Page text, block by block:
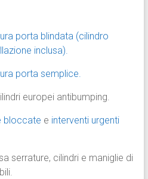
porta blindata (cilindro
inclusa).
porta semplice.
europei antibumping.
bloccate e interventi urgenti
serrature, cilindri e maniglie di